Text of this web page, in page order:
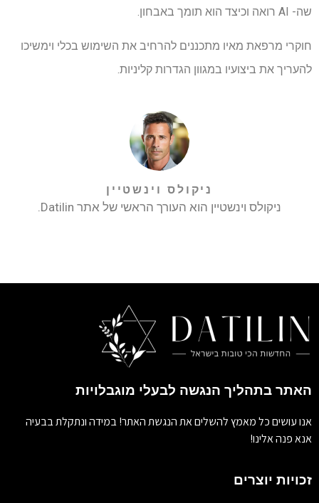
שה- AI רואה וכיצד הוא תומך באבחון.
חוקרי מרפאת מאיו מתכננים להרחיב את השימוש בכלי וימשיכו
להעריך את ביצועיו במגוון הגדרות קליניות.
ניקולס וינשטיין
ניקולס וינשטיין הוא העורך הראשי של אתר Datilin.
האתר בתהליך הנגשה לבעלי מוגבלויות
אנו עושים כל מאמץ להשלים את הנגשת האתר! במידה ונתקלת בבעיה
אנא פנה אלינו!
זכויות יוצרים